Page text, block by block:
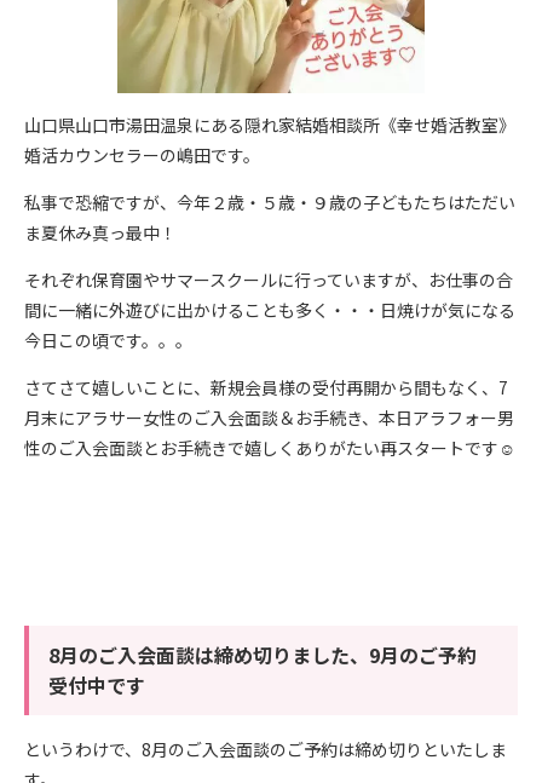
山口県山口市湯田温泉にある隠れ家結婚相談所《幸せ婚活教室》
婚活カウンセラーの嶋田です。
私事で恐縮ですが、今年２歳・５歳・９歳の子どもたちはただい
ま夏休み真っ最中！
それぞれ保育園やサマースクールに行っていますが、お仕事の合
間に一緒に外遊びに出かけることも多く・・・日焼けが気になる
今日この頃です。。。
さてさて嬉しいことに、新規会員様の受付再開から間もなく、7
月末にアラサー女性のご入会面談＆お手続き、本日アラフォー男
性のご入会面談とお手続きで嬉しくありがたい再スタートです☺
8月のご入会面談は締め切りました、9月のご予約
受付中です
というわけで、8月のご入会面談のご予約は締め切りといたしま